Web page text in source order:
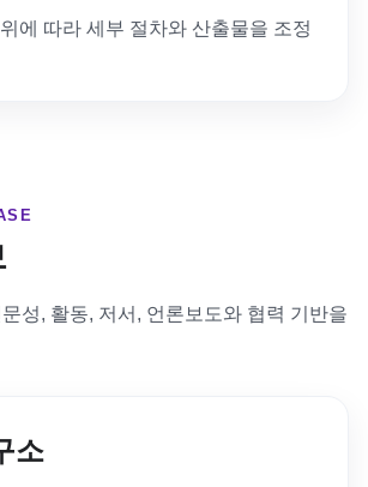
에 따라 세부 절차와 산출물을 조정
성, 활동, 저서, 언론보도와 협력 기반을
소